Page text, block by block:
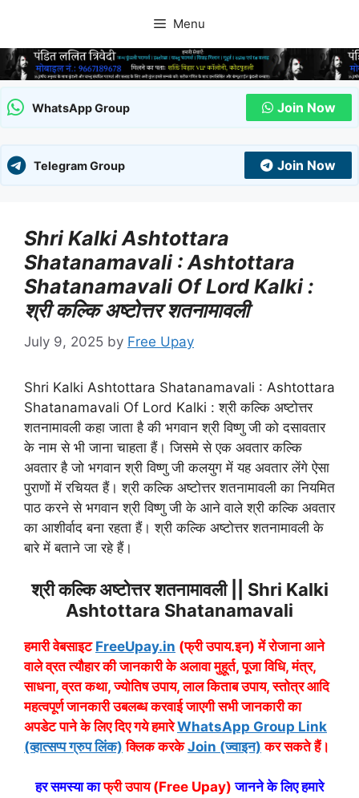
content
Menu
WhatsApp Group Join Now
Telegram Group Join Now
Shri Kalki Ashtottara
Shatanamavali : Ashtottara
Shatanamavali Of Lord Kalki :
श्री कल्कि अष्टोत्तर शतनामावली
July 9, 2025 by Free Upay
Shri Kalki Ashtottara Shatanamavali : Ashtottara
Shatanamavali Of Lord Kalki : श्री कल्कि अष्टोत्तर
शतनामावली कहा जाता है की भगवान श्री विष्णु जी को दसावतार
के नाम से भी जाना चाहता हैं। जिसमे से एक अवतार कल्कि
अवतार है जो भगवान श्री विष्णु जी कलयुग में यह अवतार लेंगे ऐसा
पुराणों में रचियत हैं। श्री कल्कि अष्टोत्तर शतनामावली का नियमित
पाठ करने से भगवान श्री विष्णु जी के आने वाले श्री कल्कि अवतार
का आशीर्वाद बना रहता हैं। श्री कल्कि अष्टोत्तर शतनामावली के
बारे में बताने जा रहे हैं।
श्री कल्कि अष्टोत्तर शतनामावली || Shri Kalki
Ashtottara Shatanamavali
हमारी वेबसाइट FreeUpay.in (फ्री उपाय.इन) में रोजाना आने
वाले व्रत त्यौहार की जानकारी के अलावा मुहूर्त, पूजा विधि, मंत्र,
साधना, व्रत कथा, ज्योतिष उपाय, लाल किताब उपाय, स्तोत्र आदि
महत्वपूर्ण जानकारी उबलब्ध करवाई जाएगी सभी जानकारी का
अपडेट पाने के लिए दिए गये हमारेWhatsApp Group Link
(व्हात्सप्प ग्रुप लिंक) क्लिक करकेJoin (ज्वाइन) कर सकते हैं।
हर समस्या काफ्री उपाय (Free Upay) जानने के लिए हमारे